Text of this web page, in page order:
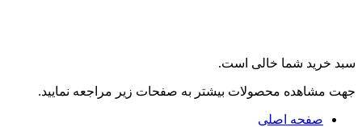
سبد خرید شما خالی است.
جهت مشاهده محصولات بیشتر به صفحات زیر مراجعه نمایید.
صفحه اصلی